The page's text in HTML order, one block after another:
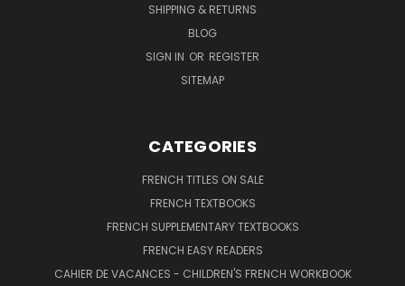
SHIPPING & RETURNS
BLOG
SIGN IN OR REGISTER
SITEMAP
CATEGORIES
FRENCH TITLES ON SALE
FRENCH TEXTBOOKS
FRENCH SUPPLEMENTARY TEXTBOOKS
FRENCH EASY READERS
CAHIER DE VACANCES - CHILDREN'S FRENCH WORKBOOK